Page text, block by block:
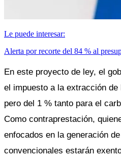
Le puede interesar:
Alerta por recorte del 84 % al
En este proyecto de ley, el
el impuesto a la extracción
pero del 1 % tanto para el
Como contraprestación,
enfocados en la generación
convencionales estarán